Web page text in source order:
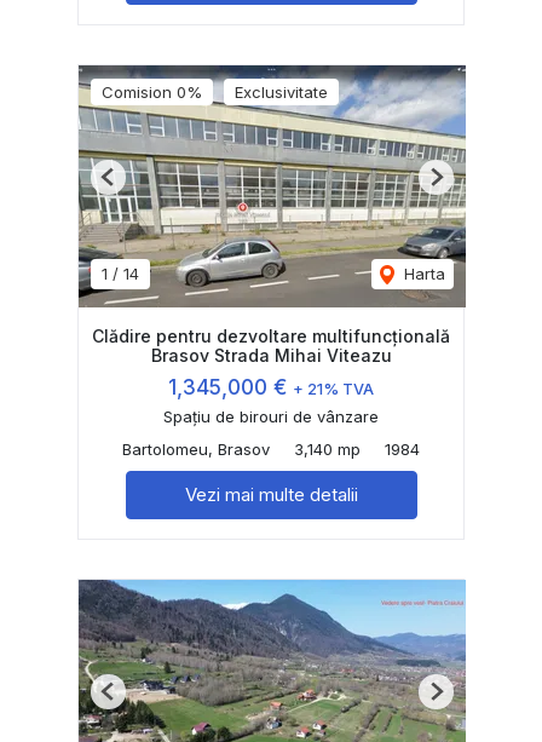
Comision 0% Exclusivitate
1 / 14 Harta
Previous Next
Clădire pentru dezvoltare multifuncțională
Brasov Strada Mihai Viteazu
1,345,000 € + 21% TVA
Spațiu de birouri de vânzare
Bartolomeu, Brasov
3,140 mp 1984
Vezi mai multe detalii
Previous Next